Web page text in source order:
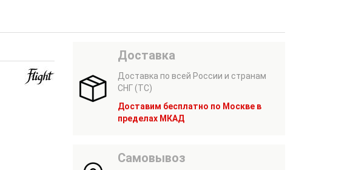
Доставка
Доставка по всей России и странам
СНГ (ТС)
Доставим бесплатно по Москве в
пределах МКАД
Самовывоз